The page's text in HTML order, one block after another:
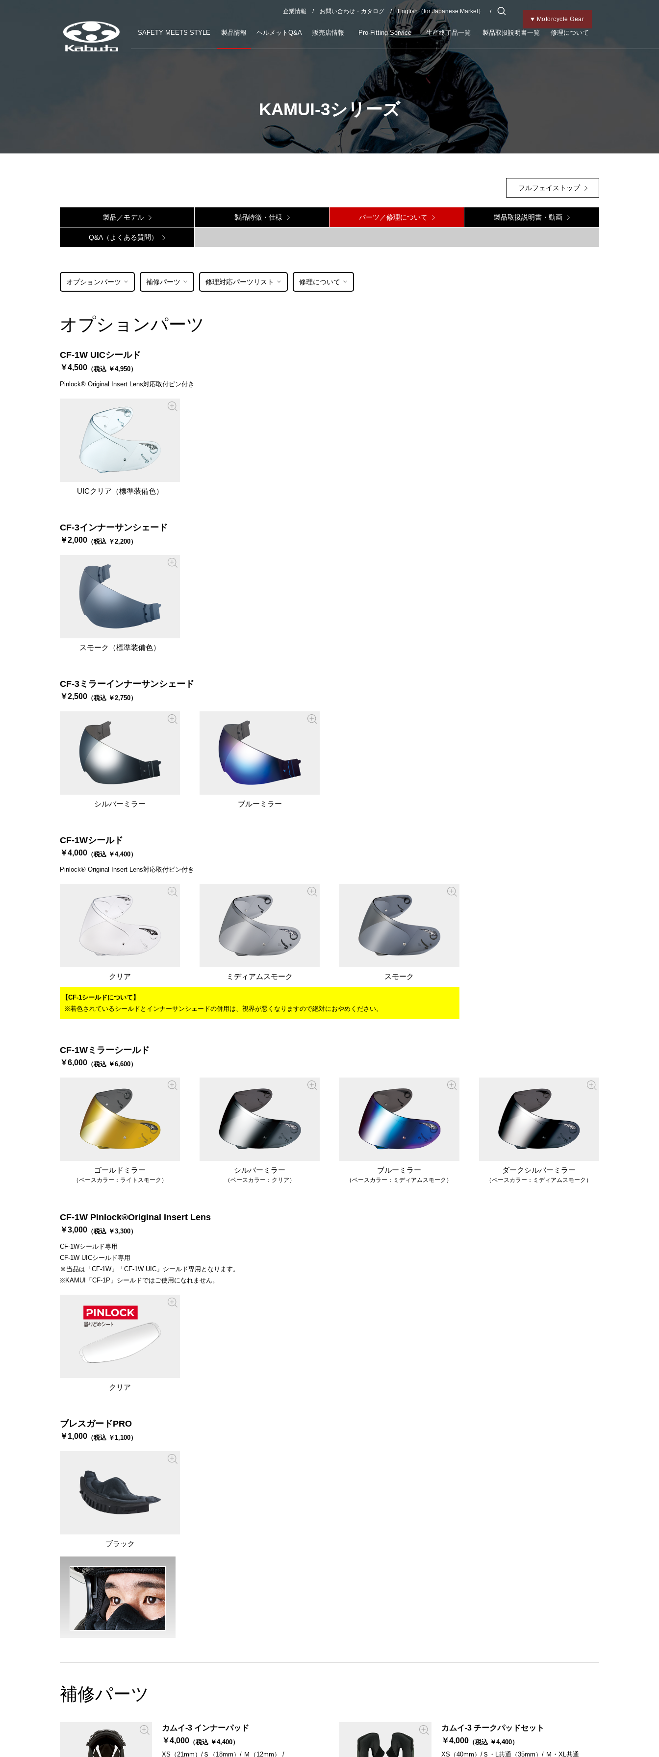
Motorcycle Gear
Kabutoトップ
Bicycle Gear
チャイルドメット
企業情報 お問い合わせ・カタログ English（for Japanese Market）
SAFETY MEETS STYLE 製品情報 ヘルメットQ&A 販売店情報 Pro-Fitting Service 生産終了品一覧 製品取扱説明書一覧 修理について
KAMUI-3シリーズ
フルフェイストップ
製品／モデル 製品特徴・仕様 パーツ／修理について 製品取扱説明書・動画
Q&A（よくある質問）
オプションパーツ 補修パーツ 修理対応パーツリスト 修理について
オプションパーツ
CF-1W UICシールド
￥4,500 （税込 ￥4,950）
Pinlock® Original Insert Lens対応取付ピン付き
UICクリア（標準装備色）
CF-3インナーサンシェード
￥2,000 （税込 ￥2,200）
スモーク（標準装備色）
CF-3ミラーインナーサンシェード
￥2,500 （税込 ￥2,750）
シルバーミラー ブルーミラー
CF-1Wシールド
￥4,000 （税込 ￥4,400）
Pinlock® Original Insert Lens対応取付ピン付き
クリア ミディアムスモーク スモーク
【CF-1シールドについて】
※着色されているシールドとインナーサンシェードの併用は、視界が悪くなりますので絶対におやめください。
CF-1Wミラーシールド
￥6,000 （税込 ￥6,600）
ゴールドミラー
（ベースカラー：ライトスモーク）
シルバーミラー
（ベースカラー：クリア）
ブルーミラー
（ベースカラー：ミディアムスモーク）
ダークシルバーミラー
（ベースカラー：ミディアムスモーク）
CF-1W Pinlock®Original Insert Lens
￥3,000 （税込 ￥3,300）
CF-1Wシールド専用
CF-1W UICシールド専用
※当品は「CF-1W」「CF-1W UIC」シールド専用となります。
※KAMUI「CF-1P」シールドではご使用になれません。
クリア
ブレスガードPRO
￥1,000 （税込 ￥1,100）
ブラック
補修パーツ
カムイ-3 インナーパッド
￥4,000 （税込 ￥4,400）
XS（21mm）/Ｓ（18mm）/ Ｍ（12mm） /
カムイ-3 チークパッドセット
￥4,000 （税込 ￥4,400）
XS（40mm）/Ｓ・L共通（35mm）/ Ｍ・XL共通